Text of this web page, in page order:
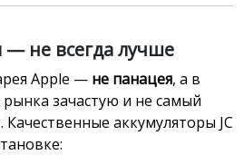
— не всегда лучше
Apple — не панацея, а в
рынка зачастую и не самый
аккумуляторы JC